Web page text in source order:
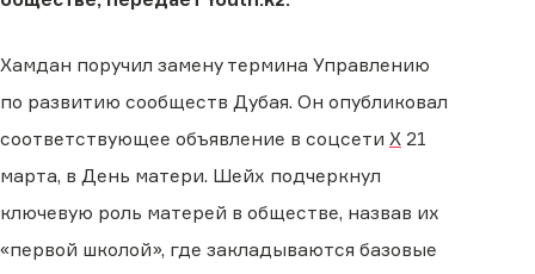
Хамдан поручил замену термина Управлению
по развитию сообществ Дубая. Он опубликовал
соответствующее объявление в соцсети X 21
марта, в День матери. Шейх подчеркнул
ключевую роль матерей в обществе, назвав их
«первой школой», где закладываются базовые